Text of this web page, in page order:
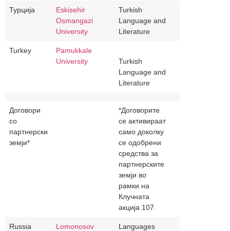
Турција
Eskisehir
Osmangazi
University
Turkish
Language and
Literature
Turkey
Pamukkale
University
Turkish
Language and
Literature
Договори
со
партнерски
земји*
*Договорите
се активираат
само доколку
се одобрени
средства за
партнерските
земји во
рамки на
Клучната
акција 107.
Russia
Lomonosov
Languages